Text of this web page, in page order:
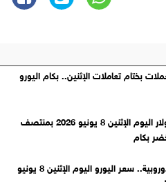
بختام تعاملات الإثنين.. بكام اليورو
ارتفاع سعر الدولار اليوم الإثنين 8 يونيو 2026 بمنتصف
بكام
تراجع العملة الأوروبية.. سعر اليورو اليوم الإثنين 8 يونيو